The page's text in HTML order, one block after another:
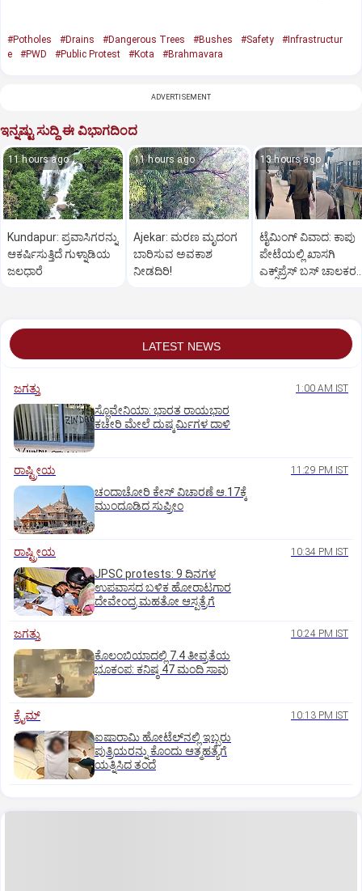
#Potholes #Drains #Dangerous Trees #Bushes #Safety
#Infrastructur
e
#PWD #Public Protest #Kota #Brahmavara
ADVERTISEMENT
ಇನ್ನಷ್ಟು ಸುದ್ದಿ ಈ ವಿಭಾಗದಿಂದ
11 hours ago
Kundapur: ಪ್ರವಾಸಿಗರನ್ನು
ಆಕರ್ಷಿಸುತ್ತಿದೆ ಗುಳ್ನಾಡಿಯ
ಜಲಧಾರೆ
11 hours ago
Ajekar: ಮರಣ ಮೃದಂಗ
ಬಾರಿಸುವ ಅವಕಾಶ
ನೀಡದಿರಿ!
13 hours ago
ಟೈಮಿಂಗ್‌ ವಿವಾದ: ಕಾಪು
ಪೇಟೆಯಲ್ಲಿ ಖಾಸಗಿ
ಎಕ್ಸ್‌ಪ್ರೆಸ್ ಬಸ್‌ ಚಾಲಕರ
LATEST NEWS
ಜಗತ್ತು 1:00 AM IST
ಸ್ಲೊವೇನಿಯಾ: ಭಾರತ ರಾಯಭಾರ
ಕಚೇರಿ ಮೇಲೆ ದುಷ್ಕರ್ಮಿಗಳ ದಾಳಿ
ರಾಷ್ಟ್ರೀಯ 11:29 PM IST
ಚಂದಾಚೋರಿ ಕೇಸ್‌ ವಿಚಾರಣೆ ಆ.17ಕ್ಕೆ
ಮುಂದೂಡಿದ ಸುಪ್ರೀಂ
ರಾಷ್ಟ್ರೀಯ 10:34 PM IST
JPSC protests: 9 ದಿನಗಳ
ಉಪವಾಸದ ಬಳಿಕ ಹೋರಾಟಗಾರ
ದೇವೇಂದ್ರ ಮಹತೋ ಆಸ್ಪತ್ರೆಗೆ
ಜಗತ್ತು 10:24 PM IST
ಕೊಲಂಬಿಯಾದಲ್ಲಿ 7.4 ತೀವ್ರತೆಯ
ಭೂಕಂಪ: ಕನಿಷ್ಠ 47 ಮಂದಿ ಸಾವು
ಕ್ರೈಮ್ 10:13 PM IST
ಐಷಾರಾಮಿ ಹೋಟೆಲ್‌ನಲ್ಲಿ ಇಬ್ಬರು
ಪುತ್ರಿಯರನ್ನು ಕೊಂದು ಆತ್ಮಹತ್ಯೆಗೆ
ಯತ್ನಿಸಿದ ತಂದೆ